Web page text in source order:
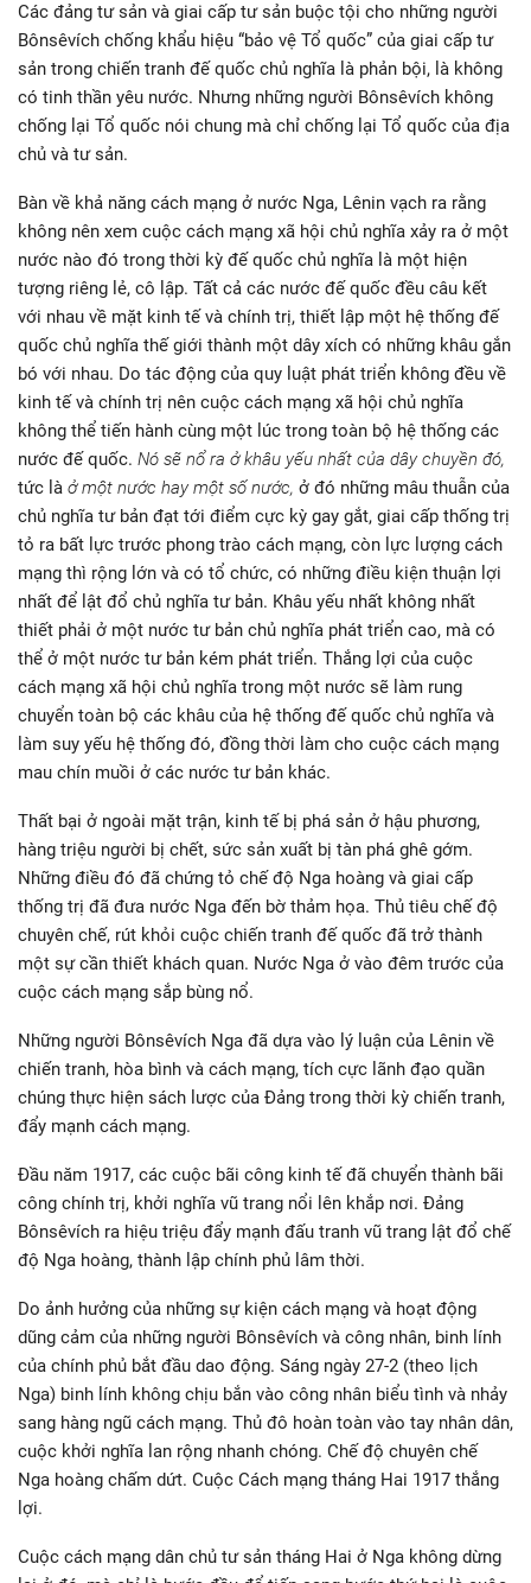
Các đảng tư sản và giai cấp tư sản buộc tội cho những người
Bônsêvích chống khẩu hiệu “bảo vệ Tổ quốc” của giai cấp tư
sản trong chiến tranh đế quốc chủ nghĩa là phản bội, là không
có tinh thần yêu nước. Nhưng những người Bônsêvích không
chống lại Tổ quốc nói chung mà chỉ chống lại Tổ quốc của địa
chủ và tư sản.
Bàn về khả năng cách mạng ở nước Nga, Lênin vạch ra rằng
không nên xem cuộc cách mạng xã hội chủ nghĩa xảy ra ở một
nước nào đó trong thời kỳ đế quốc chủ nghĩa là một hiện
tượng riêng lẻ, cô lập. Tất cả các nước đế quốc đều câu kết
với nhau về mặt kinh tế và chính trị, thiết lập một hệ thống đế
quốc chủ nghĩa thế giới thành một dây xích có những khâu gắn
bó với nhau. Do tác động của quy luật phát triển không đều về
kinh tế và chính trị nên cuộc cách mạng xã hội chủ nghĩa
không thể tiến hành cùng một lúc trong toàn bộ hệ thống các
nước đế quốc. Nó sẽ nổ ra ở khâu yếu nhất của dây chuyền đó,
tức là ở một nước hay một số nước, ở đó những mâu thuẫn của
chủ nghĩa tư bản đạt tới điểm cực kỳ gay gắt, giai cấp thống trị
tỏ ra bất lực trước phong trào cách mạng, còn lực lượng cách
mạng thì rộng lớn và có tổ chức, có những điều kiện thuận lợi
nhất để lật đổ chủ nghĩa tư bản. Khâu yếu nhất không nhất
thiết phải ở một nước tư bản chủ nghĩa phát triển cao, mà có
thể ở một nước tư bản kém phát triển. Thắng lợi của cuộc
cách mạng xã hội chủ nghĩa trong một nước sẽ làm rung
chuyển toàn bộ các khâu của hệ thống đế quốc chủ nghĩa và
làm suy yếu hệ thống đó, đồng thời làm cho cuộc cách mạng
mau chín muồi ở các nước tư bản khác.
Thất bại ở ngoài mặt trận, kinh tế bị phá sản ở hậu phương,
hàng triệu người bị chết, sức sản xuất bị tàn phá ghê gớm.
Những điều đó đã chứng tỏ chế độ Nga hoàng và giai cấp
thống trị đã đưa nước Nga đến bờ thảm họa. Thủ tiêu chế độ
chuyên chế, rút khỏi cuộc chiến tranh đế quốc đã trở thành
một sự cần thiết khách quan. Nước Nga ở vào đêm trước của
cuộc cách mạng sắp bùng nổ.
Những người Bônsêvích Nga đã dựa vào lý luận của Lênin về
chiến tranh, hòa bình và cách mạng, tích cực lãnh đạo quần
chúng thực hiện sách lược của Đảng trong thời kỳ chiến tranh,
đẩy mạnh cách mạng.
Đầu năm 1917, các cuộc bãi công kinh tế đã chuyển thành bãi
công chính trị, khởi nghĩa vũ trang nổi lên khắp nơi. Đảng
Bônsêvích ra hiệu triệu đẩy mạnh đấu tranh vũ trang lật đổ chế
độ Nga hoàng, thành lập chính phủ lâm thời.
Do ảnh hưởng của những sự kiện cách mạng và hoạt động
dũng cảm của những người Bônsêvích và công nhân, binh lính
của chính phủ bắt đầu dao động. Sáng ngày 27-2 (theo lịch
Nga) binh lính không chịu bắn vào công nhân biểu tình và nhảy
sang hàng ngũ cách mạng. Thủ đô hoàn toàn vào tay nhân dân,
cuộc khởi nghĩa lan rộng nhanh chóng. Chế độ chuyên chế
Nga hoàng chấm dứt. Cuộc Cách mạng tháng Hai 1917 thắng
lợi.
Cuộc cách mạng dân chủ tư sản tháng Hai ở Nga không dừng